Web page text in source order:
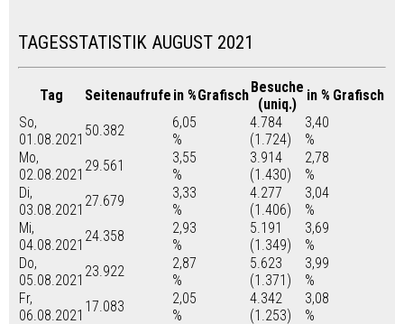
TAGESSTATISTIK AUGUST 2021
Tag Seitenaufrufe in %GrafischBesuche
(uniq.)
in % Grafisch
So,
01.08.2021
50.382
6,05
%
4.784
(1.724)
3,40
%
Mo,
02.08.2021
29.561
3,55
%
3.914
(1.430)
2,78
%
Di,
03.08.2021
27.679
3,33
%
4.277
(1.406)
3,04
%
Mi,
04.08.2021
24.358
2,93
%
5.191
(1.349)
3,69
%
Do,
05.08.2021
23.922
2,87
%
5.623
(1.371)
3,99
%
Fr,
06.08.2021
17.083
2,05
%
4.342
(1.253)
3,08
%